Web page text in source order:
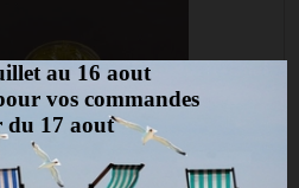
au 16 aout
vos commandes
du 17 aout